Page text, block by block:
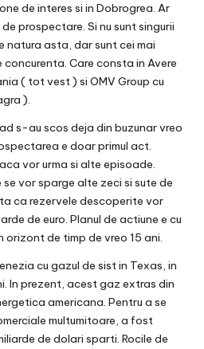
de interes si in Dobrogrea. Ar
prospectare. Si nu sunt singurii
asta, dar sunt cei mai
Care consta in Avere
( tot vest ) si OMV Group cu
).
s-au scos deja din buzunar vreo
e doar primul act.
vor urma si alte episoade.
vor sparge alte zeci si sute de
ca rezervele descoperite vor
de euro. Planul de actiune e cu
orizont de timp de vreo 15 ani.
cu gazul de sist in Texas, in
In prezent, acest gaz extras din
americana. Pentru a se
multumitoare, a fost
de dolari sparti. Rocile de